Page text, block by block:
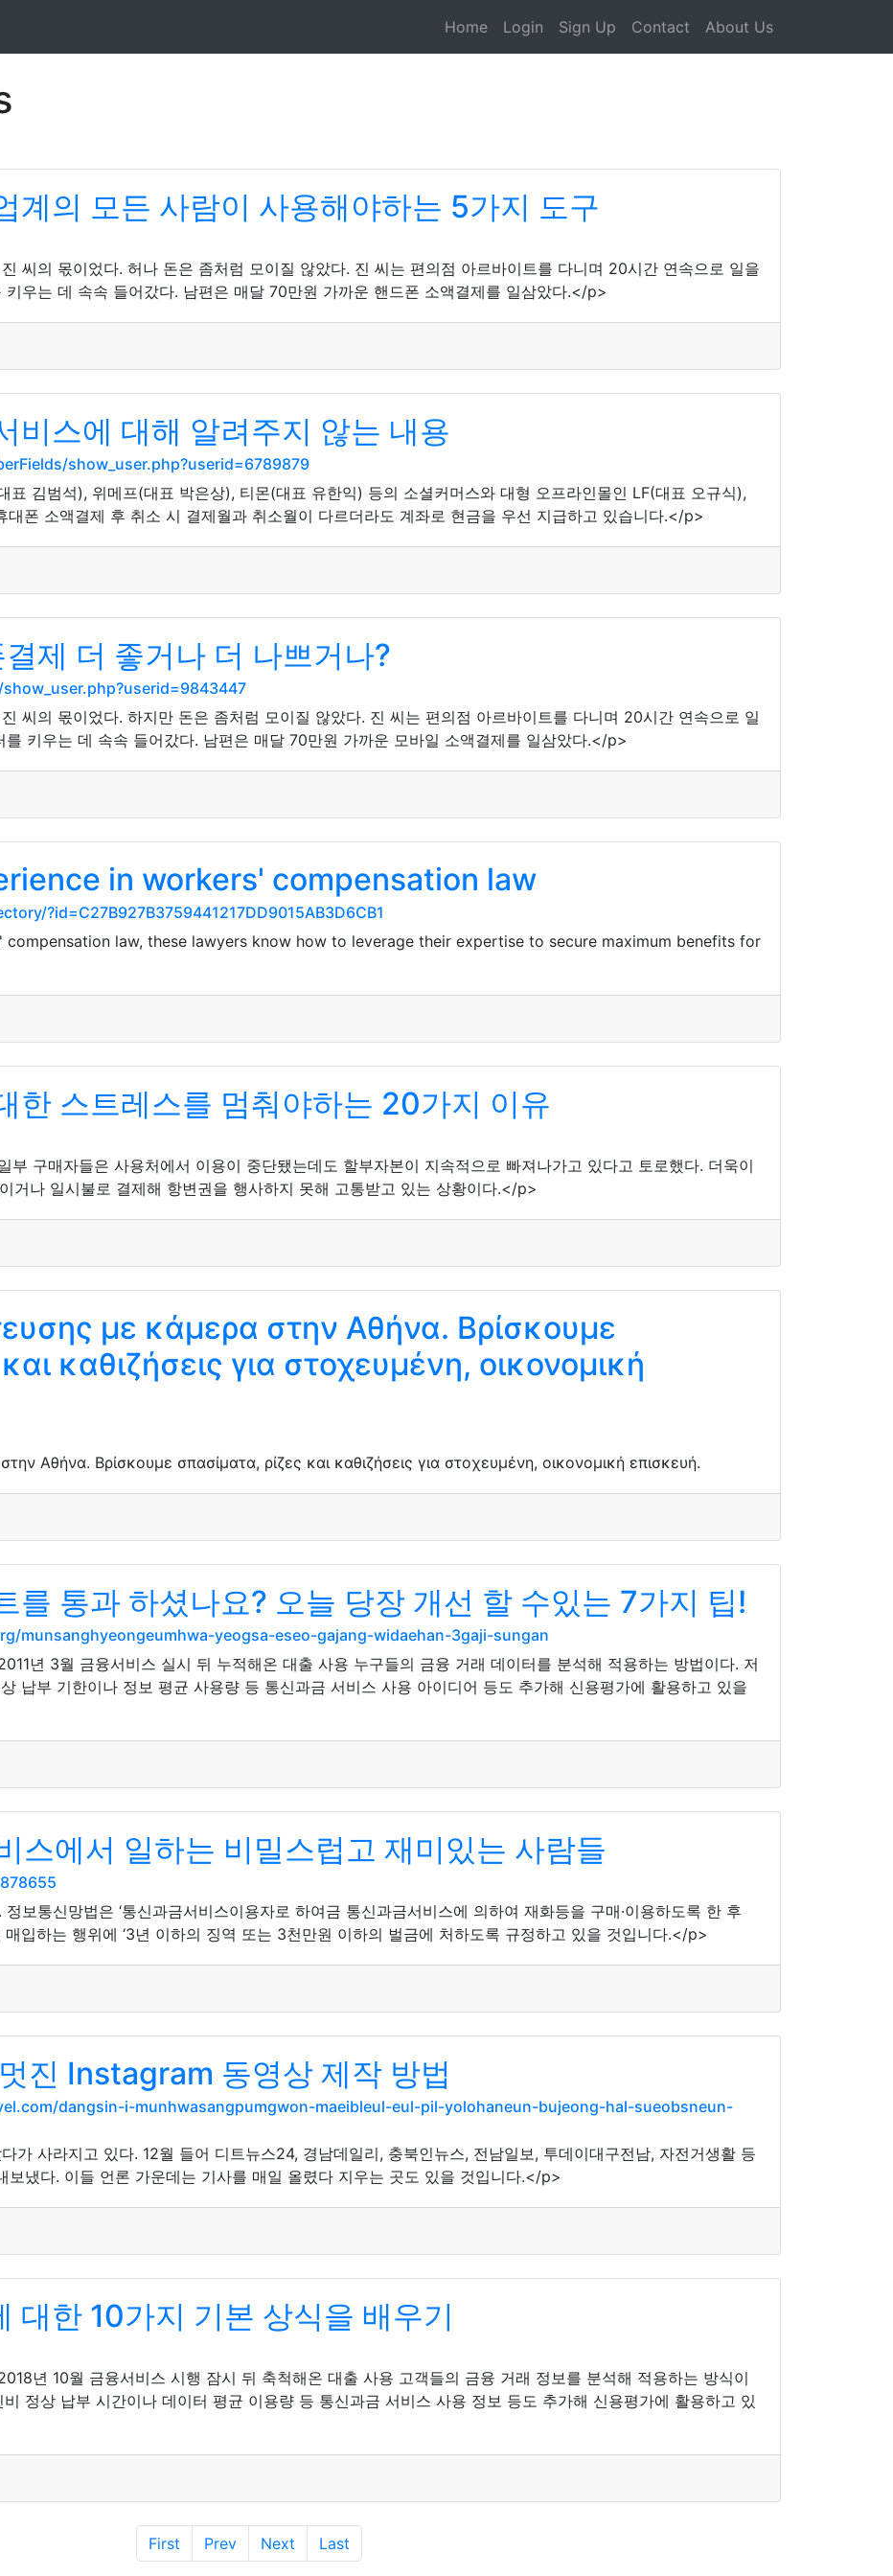
Home Login Sign Up Contact About Us
계의 모든 사람이 사용해야하는 5가지 도구
씨의 몫이었다. 허나 돈은 좀처럼 모이질 않았다. 진 씨는 편의점 아르바이트를 다니며 20시간 연속으로 일을
우는 데 속속 들어갔다. 남편은 매달 70만원 가까운 핸드폰 소액결제를 일삼았다.</p>
비스에 대해 알려주지 않는 내용
show_user.php?userid=6789879
김범석), 위메프(대표 박은상), 티몬(대표 유한익) 등의 소셜커머스와 대형 오프라인몰인 LF(대표 오규식),
대폰 소액결제 후 취소 시 결제월과 취소월이 다르더라도 계좌로 현금을 우선 지급하고 있습니다.</p>
제 더 좋거나 더 나쁘거나?
씨의 몫이었다. 하지만 돈은 좀처럼 모이질 않았다. 진 씨는 편의점 아르바이트를 다니며 20시간 연속으로 일
키우는 데 속속 들어갔다. 남편은 매달 70만원 가까운 모바일 소액결제를 일삼았다.</p>
in workers' compensation law
?id=C27B927B3759441217DD9015AB3D6CB1
law, these lawyers know how to leverage their expertise to secure maximum benefits for
한 스트레스를 멈춰야하는 20가지 이유
부 구매자들은 사용처에서 이용이 중단됐는데도 할부자본이 지속적으로 빠져나가고 있다고 토로했다. 더욱이
거나 일시불로 결제해 항변권을 행사하지 못해 고통받고 있는 상황이다.</p>
με κάμερα στην Αθήνα. Βρίσκουμε
καθιζήσεις για στοχευμένη, οικονομική
Αθήνα. Βρίσκουμε σπασίματα, ρίζες και καθιζήσεις για στοχευμένη, οικονομική επισκευή.
를 통과 하셨나요? 오늘 당장 개선 할 수있는 7가지 팁!
munsanghyeongeumhwa-yeogsa-eseo-gajang-widaehan-3gaji-sungan
년 3월 금융서비스 실시 뒤 누적해온 대출 사용 누구들의 금융 거래 데이터를 분석해 적용하는 방법이다. 저
납부 기한이나 정보 평균 사용량 등 통신과금 서비스 사용 아이디어 등도 추가해 신용평가에 활용하고 있을
스에서 일하는 비밀스럽고 재미있는 사람들
보통신망법은 ‘통신과금서비스이용자로 하여금 통신과금서비스에 의하여 재화등을 구매·이용하도록 한 후
매입하는 행위에 ‘3년 이하의 징역 또는 3천만원 이하의 벌금에 처하도록 규정하고 있을 것입니다.</p>
진 Instagram 동영상 제작 방법
dangsin-i-munhwasangpumgwon-maeibleul-eul-pil-yolohaneun-bujeong-hal-sueobsneun-
가 사라지고 있다. 12월 들어 디트뉴스24, 경남데일리, 충북인뉴스, 전남일보, 투데이대구전남, 자전거생활 등
보냈다. 이들 언론 가운데는 기사를 매일 올렸다 지우는 곳도 있을 것입니다.</p>
대한 10가지 기본 상식을 배우기
년 10월 금융서비스 시행 잠시 뒤 축척해온 대출 사용 고객들의 금융 거래 정보를 분석해 적용하는 방식이
정상 납부 시간이나 데이터 평균 이용량 등 통신과금 서비스 사용 정보 등도 추가해 신용평가에 활용하고 있
First Prev Next Last